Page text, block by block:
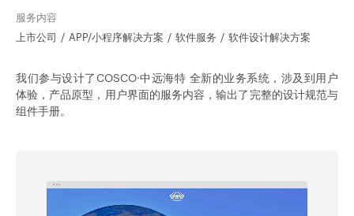
服务内容
上市公司
APP/小程序解决方案 软件服务 软件设计解决方案
我们参与设计了COSCO·中远海特 全新的业务系统，涉及到用户
体验，产品原型，用户界面的服务内容，输出了完整的设计规范与
组件手册。